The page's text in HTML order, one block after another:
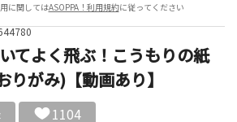
に関してはASOPPA！利用規約に従ってください
てよく飛ぶ！こうもりの紙
がみ)【動画あり】
1104